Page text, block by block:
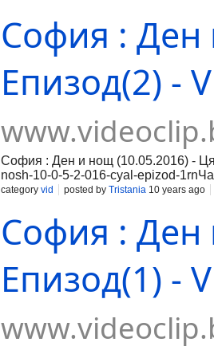
София : Ден
Епизод(2) -
София : Ден и нощ (10.05.2016) -
nosh-10-0-5-2-016-cyal-epizod-
016-cyal-epizod-2rnЧаст 3:https://
category vid posted by Tristania 10 years ago
София : Ден
Епизод(1) -